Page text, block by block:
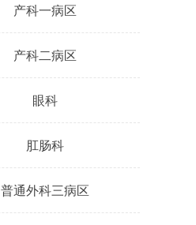
产科一病区
产科二病区
眼科
肛肠科
普通外科三病区